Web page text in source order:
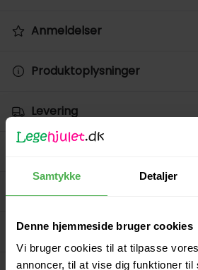
Samtykke Detaljer
Denne hjemmeside bruger cookies
Vi bruger cookies til at tilpasse
annoncer, til at vise dig funktioner til
Anmeldelser
Produktoplysninger
Levering
Betaling
Spørg på varen